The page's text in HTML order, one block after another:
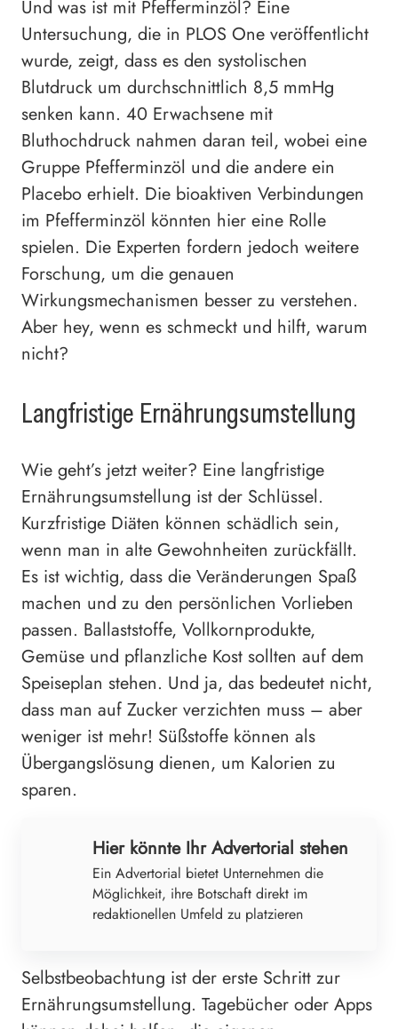
Und was ist mit Pfefferminzöl? Eine
Untersuchung, die in PLOS One veröffentlicht
wurde, zeigt, dass es den systolischen
Blutdruck um durchschnittlich 8,5 mmHg
senken kann. 40 Erwachsene mit
Bluthochdruck nahmen daran teil, wobei eine
Gruppe Pfefferminzöl und die andere ein
Placebo erhielt. Die bioaktiven Verbindungen
im Pfefferminzöl könnten hier eine Rolle
spielen. Die Experten fordern jedoch weitere
Forschung, um die genauen
Wirkungsmechanismen besser zu verstehen.
Aber hey, wenn es schmeckt und hilft, warum
nicht?
Langfristige Ernährungsumstellung
Wie geht’s jetzt weiter? Eine langfristige
Ernährungsumstellung ist der Schlüssel.
Kurzfristige Diäten können schädlich sein,
wenn man in alte Gewohnheiten zurückfällt.
Es ist wichtig, dass die Veränderungen Spaß
machen und zu den persönlichen Vorlieben
passen. Ballaststoffe, Vollkornprodukte,
Gemüse und pflanzliche Kost sollten auf dem
Speiseplan stehen. Und ja, das bedeutet nicht,
dass man auf Zucker verzichten muss – aber
weniger ist mehr! Süßstoffe können als
Übergangslösung dienen, um Kalorien zu
sparen.
Hier könnte Ihr Advertorial stehen
Ein Advertorial bietet Unternehmen die
Möglichkeit, ihre Botschaft direkt im
redaktionellen Umfeld zu platzieren
Selbstbeobachtung ist der erste Schritt zur
Ernährungsumstellung. Tagebücher oder Apps